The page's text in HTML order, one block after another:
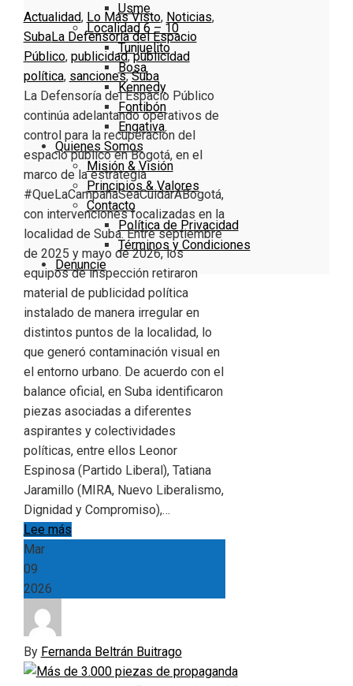
Usme
Localidad 6 – 10
Tunjuelito
Bosa
Kennedy
Fontibón
Engativa
Quienes Somos
Misión & Visión
Principios & Valores
Contacto
Política de Privacidad
Términos y Condiciones
Denuncie
Actualidad, Lo Más Visto, Noticias,
SubaLa Defensoría del Espacio
Público, publicidad,publicidad
política, sanciones,Suba
La Defensoría del Espacio Público
continúa adelantando operativos de
control para la recuperación del
espacio público en Bogotá, en el
marco de la estrategia
#QueLaCampañaSeaCuidarABogotá,
con intervenciones focalizadas en la
localidad de Suba. Entre septiembre
de 2025 y mayo de 2026, los
equipos de inspección retiraron
material de publicidad política
instalado de manera irregular en
distintos puntos de la localidad, lo
que generó contaminación visual en
el entorno urbano. De acuerdo con el
balance oficial, en Suba identificaron
piezas asociadas a diferentes
aspirantes y colectividades
políticas, entre ellos Leonor
Espinosa (Partido Liberal), Tatiana
Jaramillo (MIRA, Nuevo Liberalismo,
Dignidad y Compromiso),…
Lee más
Mar
09
2026
By Fernanda Beltrán Buitrago